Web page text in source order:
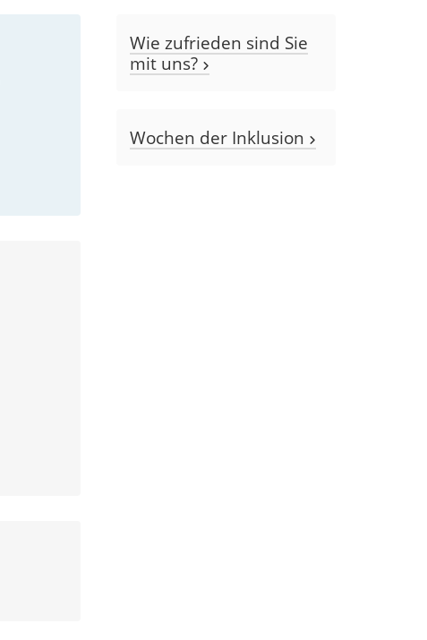
Wie zufrieden sind Sie
mit uns?
Wochen der Inklusion